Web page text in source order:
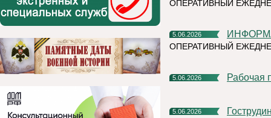
ОПЕРАТИВНЫЙ
5.06.2026
ОПЕРАТИВНЫЙ
5.06.2026
5.06.2026